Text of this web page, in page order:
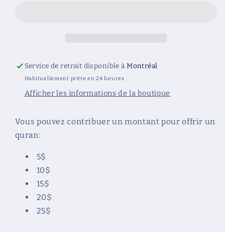
Service de retrait disponible àMontréal
Habituellement prête en 24 heures
Afficher les informations de la boutique
Vous pouvez contribuer un montant pour offrir un
quran:
5$
10$
15$
20$
25$